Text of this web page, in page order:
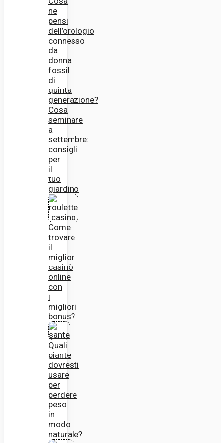
ne
pensi
dell’orologio
connesso
da
donna
fossil
di
quinta
generazione?
Cosa
seminare
a
settembre:
consigli
per
il
tuo
giardino
Come
trovare
il
miglior
casinò
online
con
i
migliori
bonus?
Quali
piante
dovresti
usare
per
perdere
peso
in
modo
naturale?